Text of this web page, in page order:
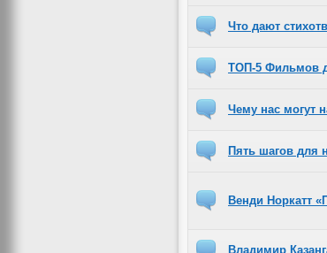
Что дают
ТОП-5 Фильмов
Чему нас могут
Пять шагов для
Венди Норкатт
Владимир